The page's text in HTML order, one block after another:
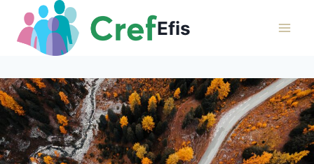
contenu
Efis